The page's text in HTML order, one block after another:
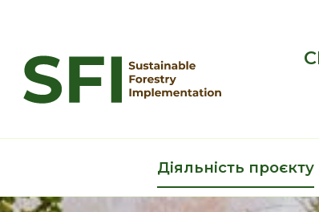
Діяльність проєкту